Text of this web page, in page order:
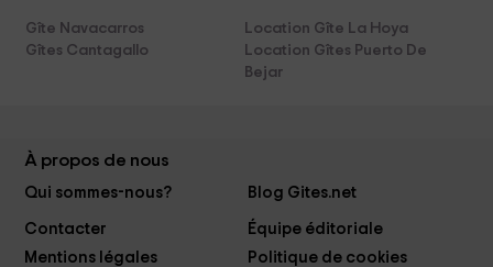
Gîte Navacarros
Location Gîte La Hoya
Gîtes Cantagallo
Location Gîtes Puerto De
Bejar
À propos de nous
Qui sommes-nous? Blog Gites.net
Contacter
Équipe éditoriale
Mentions légales
Politique de cookies